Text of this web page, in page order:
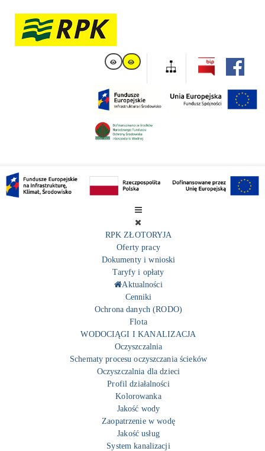
RPK ZŁOTORYJA
Oferty pracy
Dokumenty i wnioski
Taryfy i opłaty
Aktualności
Cenniki
Ochrona danych (RODO)
Flota
WODOCIĄGI I KANALIZACJA
Oczyszczalnia
Schematy procesu oczyszczania ścieków
Oczyszczalnia dla dzieci
Profil działalności
Kolorowanka
Jakość wody
Zaopatrzenie w wodę
Jakość usług
System kanalizacji